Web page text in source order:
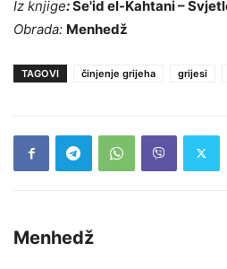
Iz knjige:Se'id el-Kahtani –
Obrada: Menhedž
TAGOVI činjenje grijeha grijesi
Menhedž